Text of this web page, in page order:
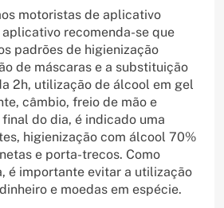
motoristas de aplicativo
recomenda-se que
padrões de higienização
de máscaras e a substituição
2h, utilização de álcool em gel
câmbio, freio de mão e
do dia, é indicado uma
higienização com álcool 70%
e porta-trecos. Como
é importante evitar a utilização
e moedas em espécie.